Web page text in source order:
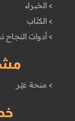
> الخبراء
> الكتَاب
> أدوات النجاح
> منحة غيّر